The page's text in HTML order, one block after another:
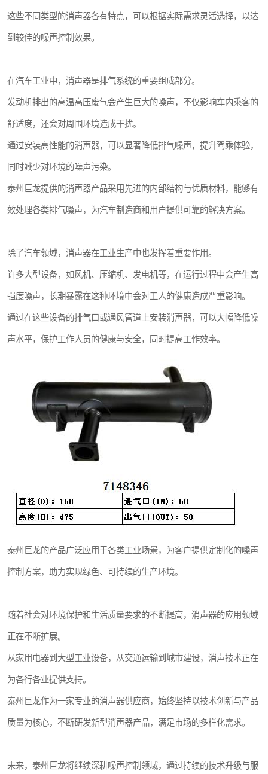
这些不同类型的消声器各有特点，可以根据实际需求灵活选择，以达
到较佳的噪声控制效果。
在汽车工业中，消声器是排气系统的重要组成部分。
发动机排出的高温高压废气会产生巨大的噪声，不仅影响车内乘客的
舒适度，还会对周围环境造成干扰。
通过安装高性能的消声器，可以显著降低排气噪声，提升驾乘体验，
同时减少对环境的噪声污染。
泰州巨龙提供的消声器产品采用先进的内部结构与优质材料，能够有
效处理各类排气噪声，为汽车制造商和用户提供可靠的解决方案。
除了汽车领域，消声器在工业生产中也发挥着重要作用。
许多大型设备，如风机、压缩机、发电机等，在运行过程中会产生高
强度噪声，长期暴露在这种环境中会对工人的健康造成严重影响。
通过在这些设备的排气口或通风管道上安装消声器，可以大幅降低噪
声水平，保护工作人员的健康与安全，同时提高工作效率。
泰州巨龙的产品广泛应用于各类工业场景，为客户提供定制化的噪声
控制方案，助力实现绿色、可持续的生产环境。
随着社会对环境保护和生活质量要求的不断提高，消声器的应用领域
正在不断扩展。
从家用电器到大型工业设备，从交通运输到城市建设，消声技术正在
为各行各业提供支持。
泰州巨龙作为一家专业的消声器供应商，始终坚持以技术创新与产品
质量为核心，不断研发新型消声器产品，满足市场的多样化需求。
未来，泰州巨龙将继续深耕噪声控制领域，通过持续的技术升级与服